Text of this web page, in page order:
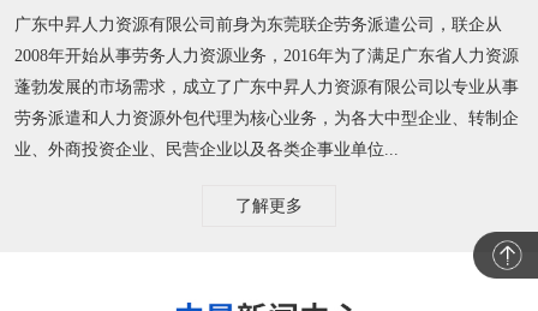
广东中昇人力资源有限公司前身为东莞联企劳务派遣公司，联企从
2008年开始从事劳务人力资源业务，2016年为了满足广东省人力资源
蓬勃发展的市场需求，成立了广东中昇人力资源有限公司以专业从事
劳务派遣和人力资源外包代理为核心业务，为各大中型企业、转制企
业、外商投资企业、民营企业以及各类企事业单位...
了解更多